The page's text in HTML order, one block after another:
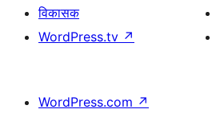
विकासक
WordPress.tv ↗
WordPress.com ↗